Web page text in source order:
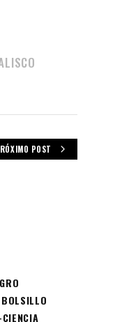
POST
BOLSILLO